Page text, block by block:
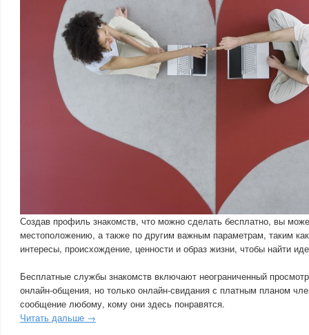
Создав профиль знакомств, что можно сделать бесплатно, вы
местоположению, а также по другим важным параметрам, таким
интересы, происхождение, ценности и образ жизни, чтобы найти
Бесплатные службы знакомств включают неограниченный
онлайн-общения, но только онлайн-свидания с платным планом
сообщение любому, кому они здесь понравятся.
Читать дальше →